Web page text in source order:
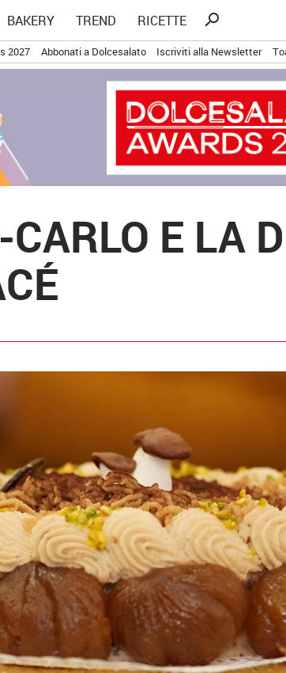
BAKERY TREND RICETTE
Ricerca
search
2027 Abbonati a Dolcesalato Iscriviti alla Newsletter
E LA